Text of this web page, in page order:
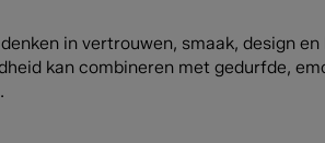
in vertrouwen, smaak, design
kan combineren met gedurfde,